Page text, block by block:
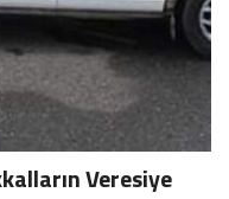
Veresiye